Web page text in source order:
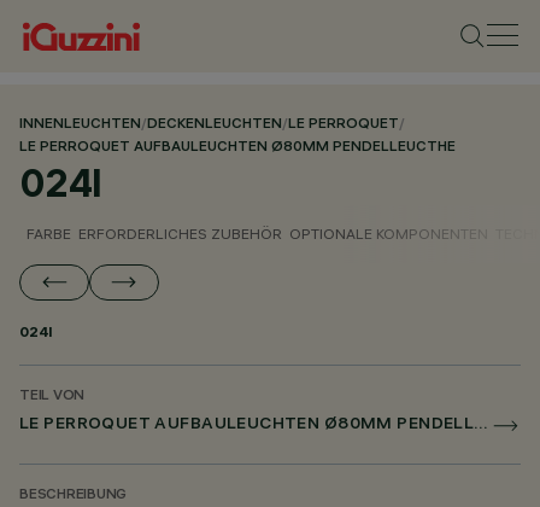
INNENLEUCHTEN/DECKENLEUCHTEN/LE PERROQUET/
LE PERROQUET AUFBAULEUCHTEN Ø80MM PENDELLEUCTHE
024I
FARBE ERFORDERLICHES ZUBEHÖR OPTIONALE KOMPONENTEN
024I
TEIL VON
LE PERROQUET AUFBAULEUCHTEN Ø80MM PENDELLEUCTHE
BESCHREIBUNG